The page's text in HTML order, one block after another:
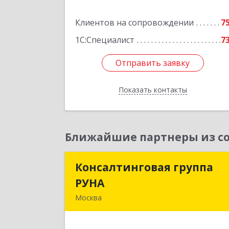
Клиентов на сопровождении
1С:Специалист
Отправить заявку
Показать контакты
Подробнее
Отправить заявку
Назад
Ближайшие партнеры из
Консалтинговая группа
РУНА
Москва
Консалтинговая группа